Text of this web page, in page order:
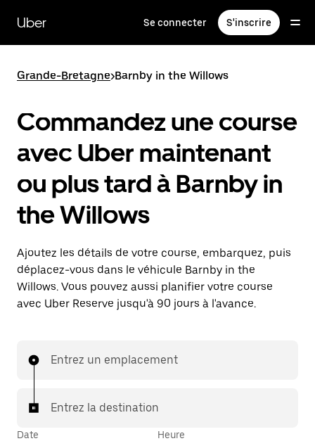
contenu
principal
Uber Se connecter S'inscrire
Grande-Bretagne>Barnby in the Willows
Commandez une course
avec Uber maintenant
ou plus tard à Barnby in
the Willows
Ajoutez les détails de votre course, embarquez, puis
déplacez-vous dans le véhicule Barnby in the
Willows. Vous pouvez aussi planifier votre course
avec Uber Reserve jusqu'à 90 jours à l'avance.
Entrez un emplacement
Entrez la destination
Date Heure